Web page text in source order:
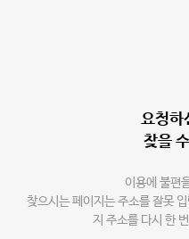
요청하
찾을
이용에 불편
찾으시는 페이지는 주소를 잘못
지 주소를 다시 한